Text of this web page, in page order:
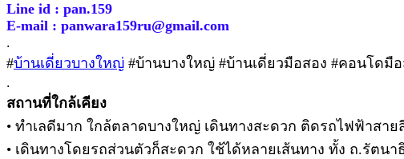
Line id : pan.159
E-mail : panwara159ru@gmail.com
.
#บ้านเดี่ยวบางใหญ่ #บ้านบางใหญ่ #บ้านเดี่ยวมือสอง #คอนโดมือ
.
สถานที่ใกล้เคียง
• ทำเลดีมาก ใกล้ตลาดบางใหญ่ เดินทางสะดวก ติดรถไฟฟ้าสา
• เดินทางโดยรถส่วนตัวก็สะดวก ใช้ได้หลายเส้นทาง ทั้ง ถ.รัต